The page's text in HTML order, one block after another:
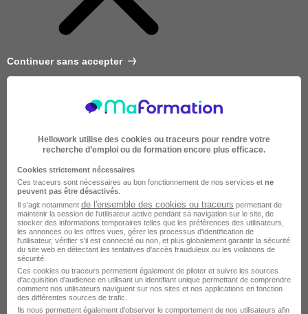
Très courte
Continuer sans accepter
Hellowork utilise des cookies ou traceurs pour rendre votre
recherche d’emploi ou de formation encore plus efficace.
Cookies strictement nécessaires
Ces traceurs sont nécessaires au bon fonctionnement de nos services et ne
peuvent pas être désactivés
Il s'agit notamment de l'ensemble des cookies ou traceurs permettant de
maintenir la session de l'utilisateur active pendant sa navigation sur le site, de
stocker des informations temporaires telles que les préférences des utilisateurs,
les annonces ou les offres vues, gérer les processus d'identification de
l'utilisateur, vérifier s'il est connecté ou non, et plus globalement garantir la sécurité
du site web en détectant les tentatives d'accès frauduleux ou les violations de
sécurité.
Ces cookies ou traceurs permettent également de piloter et suivre les sources
d'acquisition d'audience en utilisant un identifiant unique permettant de comprendre
comment nos utilisateurs naviguent sur nos sites et nos applications en fonction
des différentes sources de trafic.
Ils nous permettent également d’observer le comportement de nos utilisateurs afin